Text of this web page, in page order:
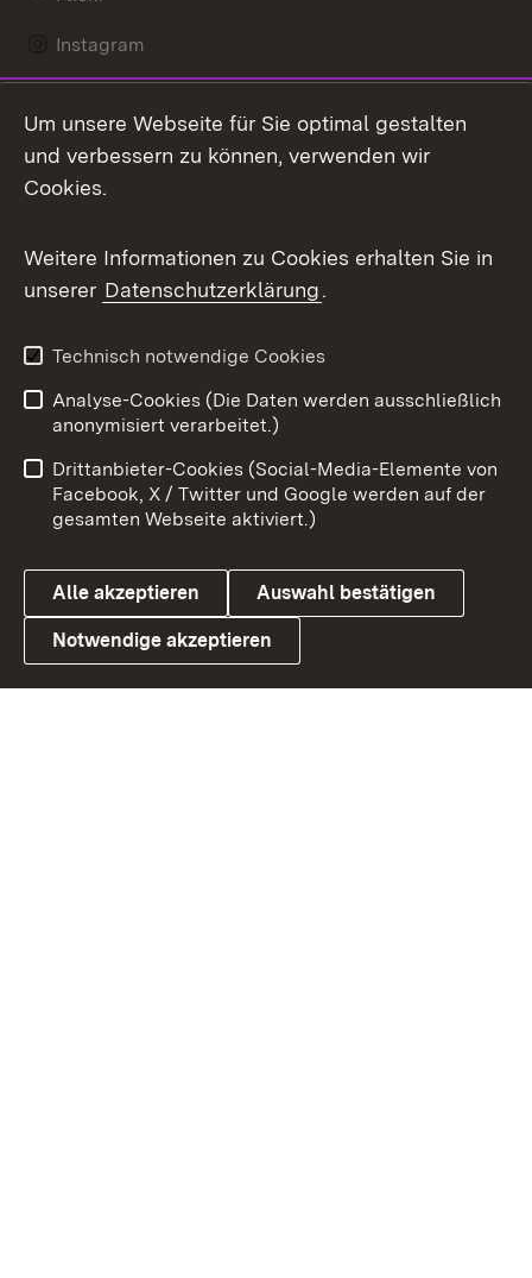
Instagram
Mastodon
Messenger
Social Wall
X / Twitter
Youtube
Link zum Landesportal
Benutzungshinweise
Barrierefreiheit
Datenschutz
Cookies
Um unsere Webseite für Sie optimal gestalten
und verbessern zu können, verwenden wir
Cookies.
Weitere Informationen zu Cookies erhalten Sie in
unserer Datenschutzerklärung.
Technisch notwendige Cookies
Analyse-Cookies (Die Daten werden ausschließlich
anonymisiert verarbeitet.)
Drittanbieter-Cookies (Social-Media-Elemente von
Facebook, X / Twitter und Google werden auf der
gesamten Webseite aktiviert.)
Alle akzeptieren Auswahl bestätigen
Notwendige akzeptieren